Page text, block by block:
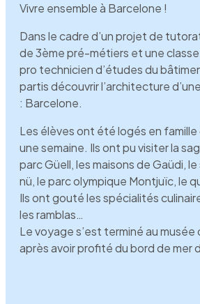
Vivre ensemble à Barcelone !
Dans le cadre d’un projet de
de 3ème pré-métiers et une
pro technicien d’études du
partis découvrir l’architecture
: Barcelone.
Les élèves ont été logés en famille
une semaine. Ils ont pu visiter la
parc Güell, les maisons de Gaüdi,
nü, le parc olympique Montjuïc, le
Ils ont gouté les spécialités
les ramblas…
Le voyage s’est terminé au musée
après avoir profité du bord de mer